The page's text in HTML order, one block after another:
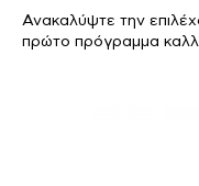
Ανακαλύψτε την
πρώτο πρόγραμμα